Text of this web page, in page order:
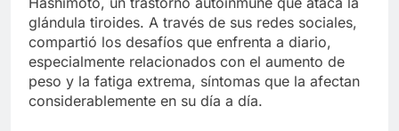
glándula tiroides. A través de sus redes sociales,
compartió los desafíos que enfrenta a diario,
especialmente relacionados con el aumento de
peso y la fatiga extrema, síntomas que la afectan
considerablemente en su día a día.